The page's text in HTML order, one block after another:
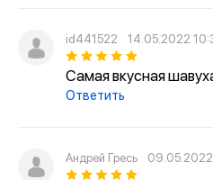
id441522 14.05.2022
Самая вкусная
Ответить
Андрей Гресь 09.05.2022